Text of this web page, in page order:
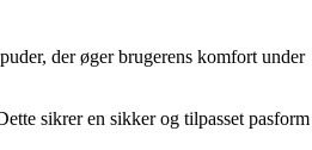
der øger brugerens komfort under
sikrer en sikker og tilpasset pasform